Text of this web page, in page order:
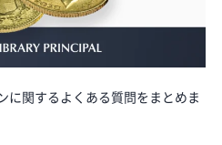
に関するよくある質問をまとめま